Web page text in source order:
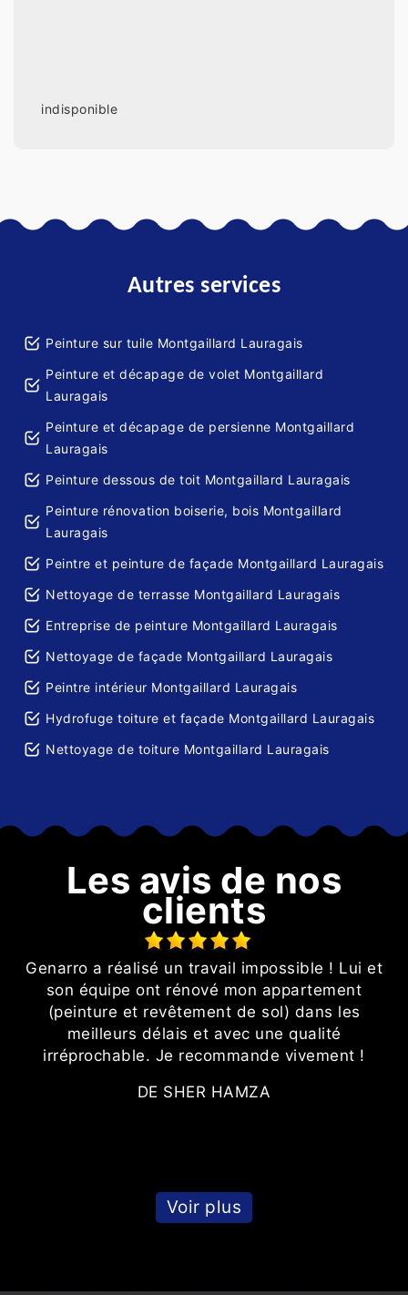
indisponible
Autres services
Peinture sur tuile Montgaillard Lauragais
Peinture et décapage de volet Montgaillard
Lauragais
Peinture et décapage de persienne Montgaillard
Lauragais
Peinture dessous de toit Montgaillard Lauragais
Peinture rénovation boiserie, bois Montgaillard
Lauragais
Peintre et peinture de façade Montgaillard Lauragais
Nettoyage de terrasse Montgaillard Lauragais
Entreprise de peinture Montgaillard Lauragais
Nettoyage de façade Montgaillard Lauragais
Peintre intérieur Montgaillard Lauragais
Hydrofuge toiture et façade Montgaillard Lauragais
Nettoyage de toiture Montgaillard Lauragais
Les avis de nos
clients
Genarro a réalisé un travail impossible ! Lui et
son équipe ont rénové mon appartement
(peinture et revêtement de sol) dans les
meilleurs délais et avec une qualité
irréprochable. Je recommande vivement !
DE SHER HAMZA
Voir plus